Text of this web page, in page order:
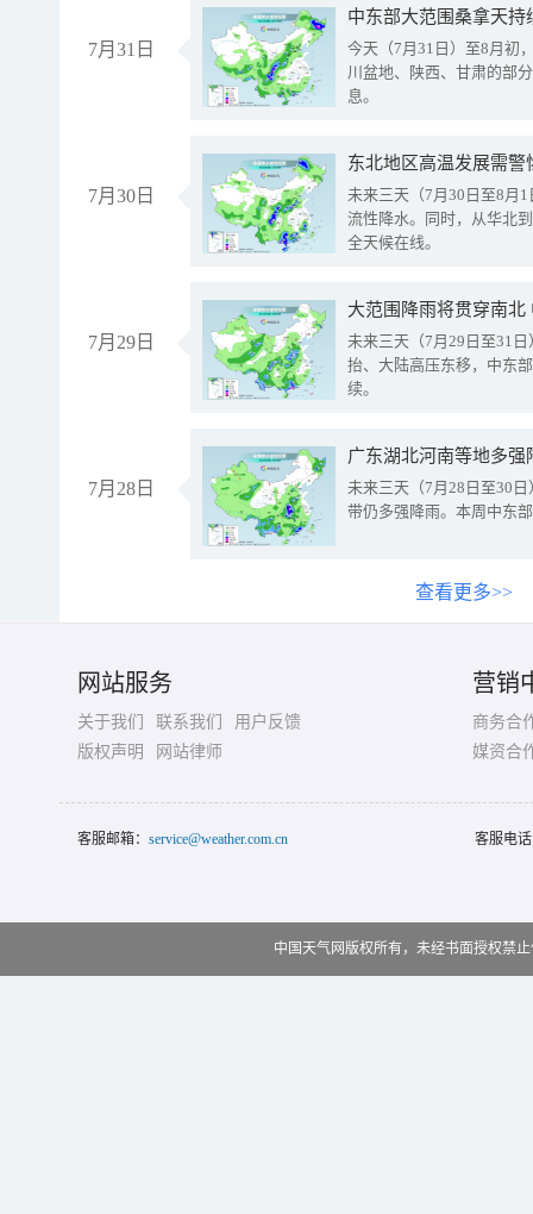
7月31日
中东部大范围桑拿天
今天（7月31日）至8月初
川盆地、陕西、甘肃的部
息。
7月30日
东北地区高温发展需
未来三天（7月30日至8月
流性降水。同时，从华北
全天候在线。
7月29日
大范围降雨将贯穿南
未来三天（7月29日至31
抬、大陆高压东移，中东
续。
7月28日
广东湖北河南等地多
未来三天（7月28日至30
带仍多强降雨。本周中东
查看更多>>
网站服务
关于我们 联系我们
用户反馈
版权声明
网站律师
营销
商务合
媒资合
客服邮箱： service@weather.com.cn 客服电
中国天气网版权所有，未经书面授权